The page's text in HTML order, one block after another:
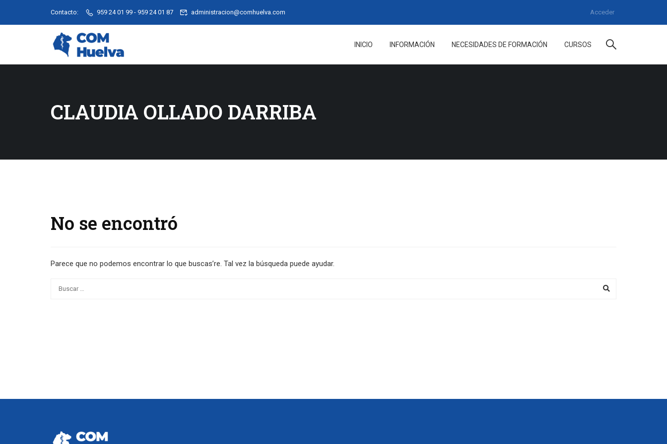
Contacto: 959 24 01 99 - 959 24 01 87 administracion@comhuelva.com Acceder
INICIO INFORMACIÓN NECESIDADES DE FORMACIÓN CURSOS
CLAUDIA OLLADO DARRIBA
No se encontró
Parece que no podemos encontrar lo que buscas’re. Tal vez la búsqueda puede ayudar.